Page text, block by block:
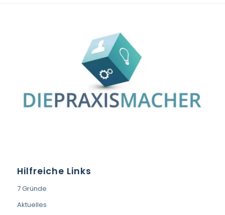
Hilfreiche Links
7 Gründe
Aktuelles